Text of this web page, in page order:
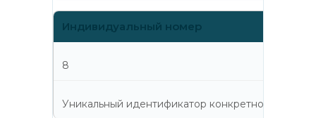
Индивидуальный номер
8
Уникальный идентификатор конкретной собаки